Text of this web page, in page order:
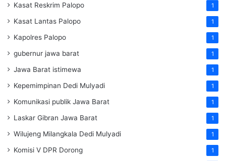
Kasat Reskrim Palopo 1
Kasat Lantas Palopo 1
Kapolres Palopo 1
gubernur jawa barat 1
Jawa Barat istimewa 1
Kepemimpinan Dedi Mulyadi 1
Komunikasi publik Jawa Barat 1
Laskar Gibran Jawa Barat 1
Wilujeng Milangkala Dedi Mulyadi 1
Komisi V DPR Dorong 1